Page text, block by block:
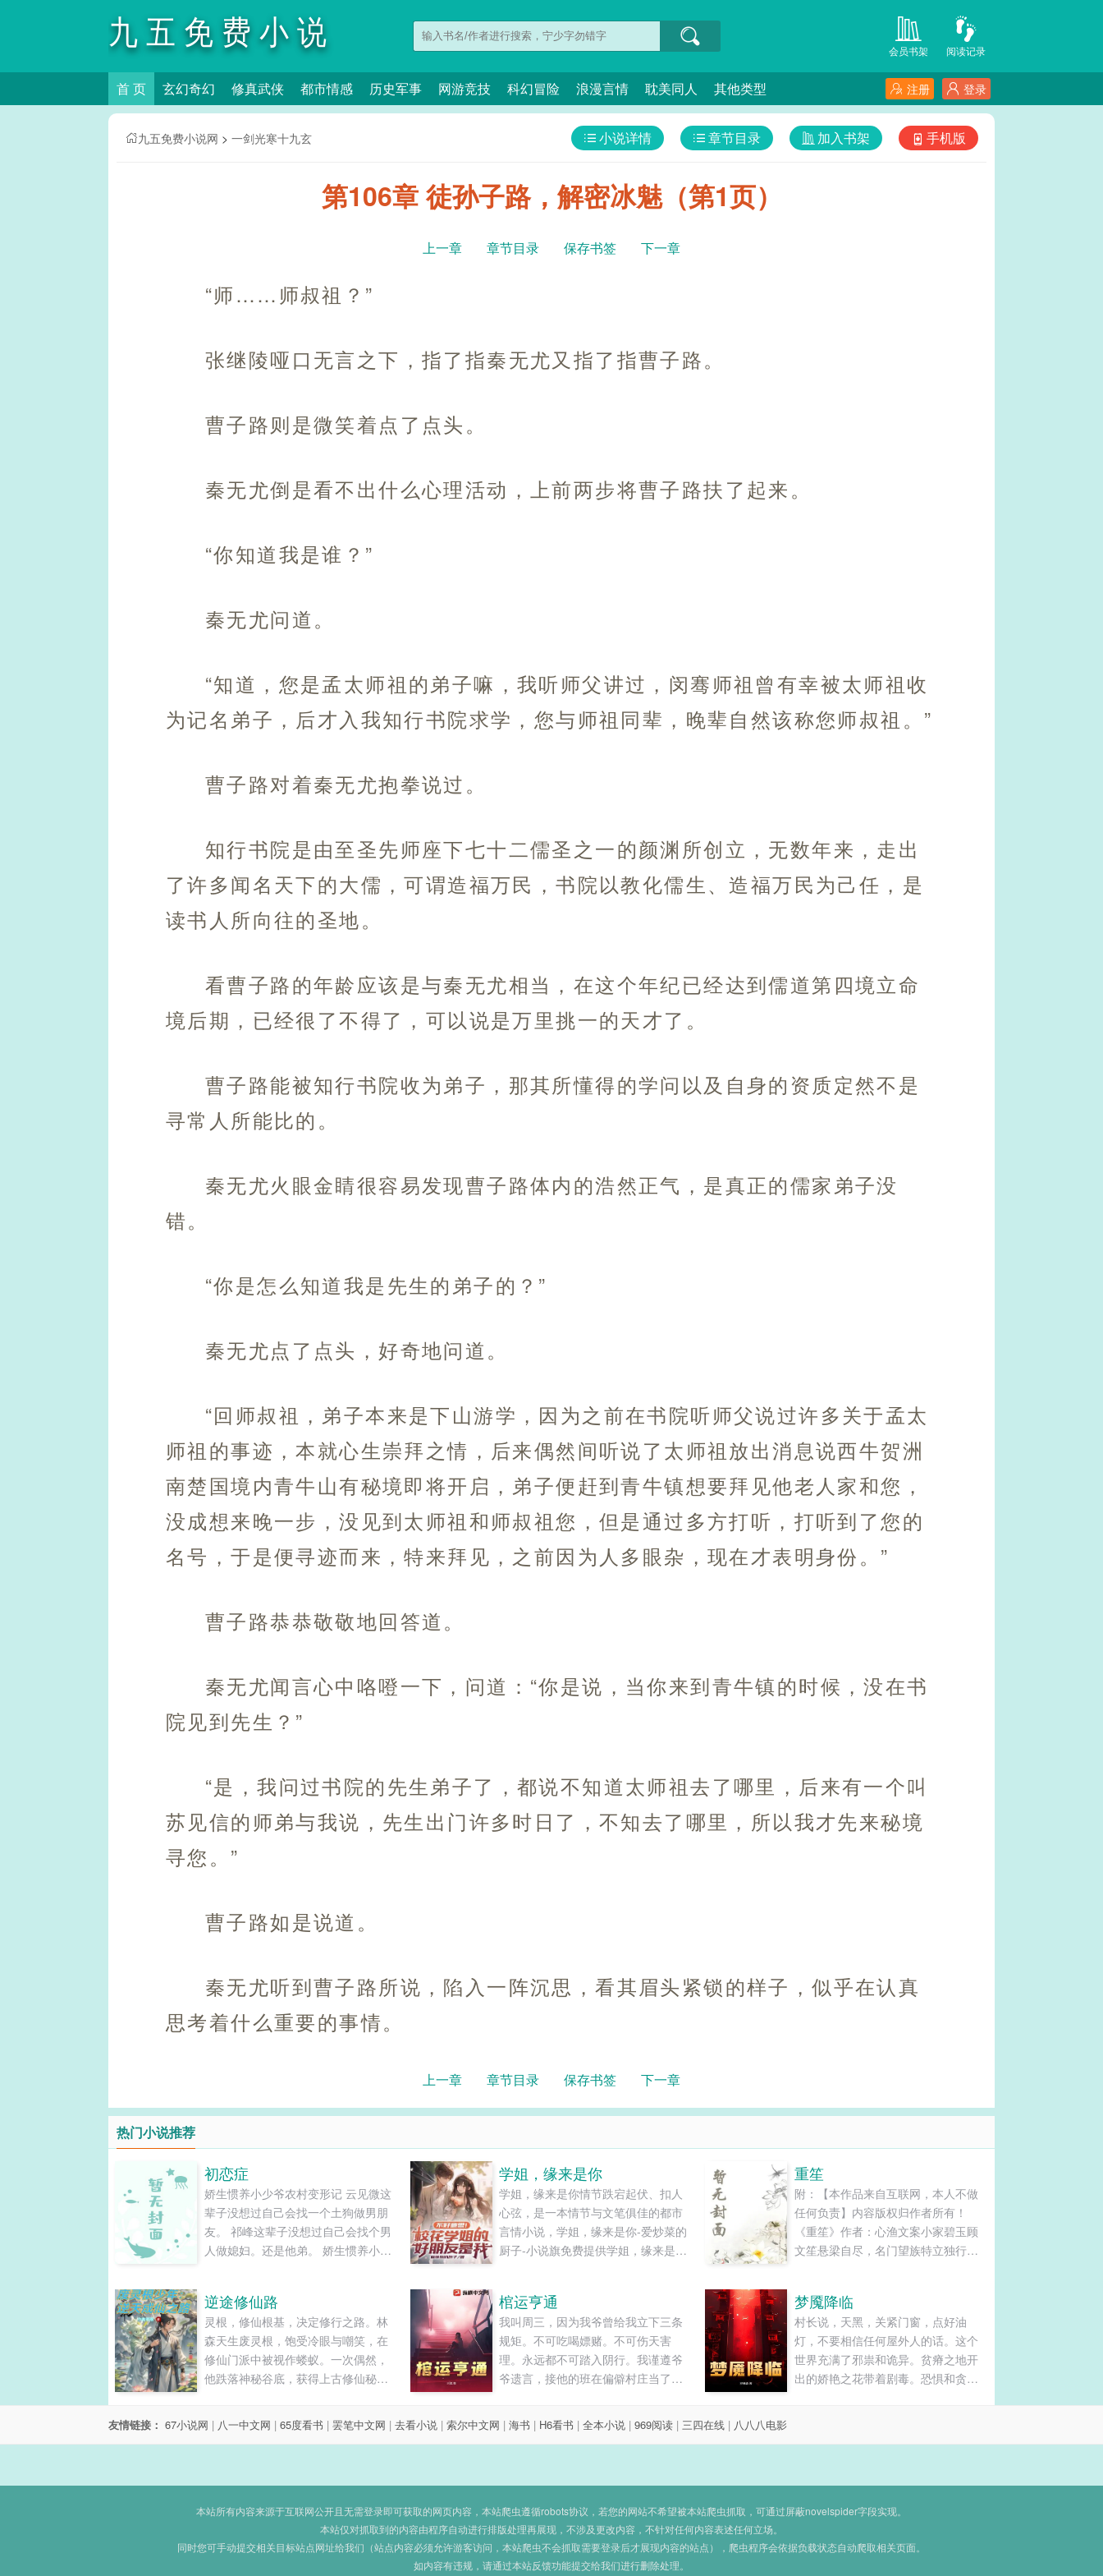
九五免费小说
网
阅读记录
会员书架
首 页 玄幻奇幻 修真武侠 都市情感 历史军事 网游竞技 科幻冒险 浪漫言情 耽美同人 其他类型 登录
注册
九五免费小说网 > 一剑光寒十九玄 手机版
加入书架
章节目录
小说详情
第106章 徒孙子路，解密冰魅（第1页）
上一章 章节目录 保存书签 下一章
“师……师叔祖？”
张继陵哑口无言之下，指了指秦无尤又指了指曹子路。
曹子路则是微笑着点了点头。
秦无尤倒是看不出什么心理活动，上前两步将曹子路扶了起来。
“你知道我是谁？”
秦无尤问道。
“知道，您是孟太师祖的弟子嘛，我听师父讲过，闵骞师祖曾有幸被太师祖收
为记名弟子，后才入我知行书院求学，您与师祖同辈，晚辈自然该称您师叔祖。”
曹子路对着秦无尤抱拳说过。
知行书院是由至圣先师座下七十二儒圣之一的颜渊所创立，无数年来，走出
了许多闻名天下的大儒，可谓造福万民，书院以教化儒生、造福万民为己任，是
读书人所向往的圣地。
看曹子路的年龄应该是与秦无尤相当，在这个年纪已经达到儒道第四境立命
境后期，已经很了不得了，可以说是万里挑一的天才了。
曹子路能被知行书院收为弟子，那其所懂得的学问以及自身的资质定然不是
寻常人所能比的。
秦无尤火眼金睛很容易发现曹子路体内的浩然正气，是真正的儒家弟子没
错。
“你是怎么知道我是先生的弟子的？”
秦无尤点了点头，好奇地问道。
“回师叔祖，弟子本来是下山游学，因为之前在书院听师父说过许多关于孟太
师祖的事迹，本就心生崇拜之情，后来偶然间听说了太师祖放出消息说西牛贺洲
南楚国境内青牛山有秘境即将开启，弟子便赶到青牛镇想要拜见他老人家和您，
没成想来晚一步，没见到太师祖和师叔祖您，但是通过多方打听，打听到了您的
名号，于是便寻迹而来，特来拜见，之前因为人多眼杂，现在才表明身份。”
曹子路恭恭敬敬地回答道。
秦无尤闻言心中咯噔一下，问道：“你是说，当你来到青牛镇的时候，没在书
院见到先生？”
“是，我问过书院的先生弟子了，都说不知道太师祖去了哪里，后来有一个叫
苏见信的师弟与我说，先生出门许多时日了，不知去了哪里，所以我才先来秘境
寻您。”
曹子路如是说道。
秦无尤听到曹子路所说，陷入一阵沉思，看其眉头紧锁的样子，似乎在认真
思考着什么重要的事情。
上一章 章节目录 保存书签 下一章
热门小说推荐
初恋症
娇生惯养小少爷农村变形记 云见微这
辈子没想过自己会找一个土狗做男朋
友。 祁峰这辈子没想过自己会找个男
人做媳妇。还是他弟。 娇生惯养小少
慢热...
学姐，缘来是你
学姐，缘来是你情节跌宕起伏、扣人
心弦，是一本情节与文笔俱佳的都市
言情小说，学姐，缘来是你-爱炒菜的
厨子-小说旗免费提供学姐，缘来是你
重笙
附：【本作品来自互联网，本人不做
任何负责】内容版权归作者所有！
《重笙》作者：心渔文案小家碧玉顾
文笙悬梁自尽，名门望族特立独行的
的生死。顾九小姐能琴擅画，她想要
的东西，就一定要得到，哪怕需要从
刀山上滚过去！不过她想要的，和这
世上绝大多数女子从来都不一样！小
说类别...
逆途修仙路
灵根，修仙根基，决定修行之路。林
森天生废灵根，饱受冷眼与嘲笑，在
修仙门派中被视作蝼蚁。一次偶然，
他跌落神秘谷底，获得上古修仙秘
途中，强敌环伺，同门陷害、魔道追
杀接踵而至。但林森凭借秘籍中的奇
棺运亨通
我叫周三，因为我爷曾给我立下三条
规矩。不可吃喝嫖赌。不可伤天害
理。永远都不可踏入阴行。我谨遵爷
爷遗言，接他的班在偏僻村庄当了一
却还是将我拉进了阴行之中。阴棺借
道，子母拉桥，毛尸旱魃……这些看
梦魇降临
村长说，天黑，关紧门窗，点好油
灯，不要相信任何屋外人的话。这个
世界充满了邪祟和诡异。贫瘠之地开
出的娇艳之花带着剧毒。恐惧和贪婪
友情链接： 67小说网 | 八一中文网 | 65度看书 | 罢笔中文网 | 去看小说 | 索尔中文网 | 海书 | H6看书 | 全本小说 | 969阅读 | 三四在线 | 八八八电影
本站所有内容来源于互联网公开且无需登录即可获取的网页内容，本站爬虫遵循robots协议，若您的网站不希望被本站爬虫抓取，可通过屏蔽novelspider字段实现。
本站仅对抓取到的内容由程序自动进行排版处理再展现，不涉及更改内容，不针对任何内容表述任何立场。
同时您可手动提交相关目标站点网址给我们（站点内容必须允许游客访问，本站爬虫不会抓取需要登录后才展现内容的站点），爬虫程序会依据负载状态自动爬取相关页面。
如内容有违规，请通过本站反馈功能提交给我们进行删除处理。